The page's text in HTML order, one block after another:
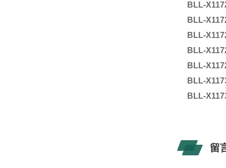
BLL-
BLL-
BLL-
BLL-
BLL-
BLL-
BLL-
留